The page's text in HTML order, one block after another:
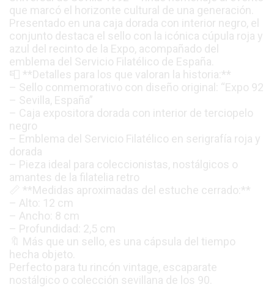
que marcó el horizonte cultural de una generación.
Presentado en una caja dorada con interior negro, el
conjunto destaca el sello con la icónica cúpula roja y
azul del recinto de la Expo, acompañado del
emblema del Servicio Filatélico de España.
📮 **Detalles para los que valoran la historia:**
– Sello conmemorativo con diseño original: “Expo 92
– Sevilla, España”
– Caja expositora dorada con interior de terciopelo
negro
– Emblema del Servicio Filatélico en serigrafía roja y
dorada
– Pieza ideal para coleccionistas, nostálgicos o
amantes de la filatelia retro
📏 **Medidas aproximadas del estuche cerrado:**
– Alto: 12 cm
– Ancho: 8 cm
– Profundidad: 2,5 cm
🔖 Más que un sello, es una cápsula del tiempo
hecha objeto.
Perfecto para tu rincón vintage, escaparate
nostálgico o colección sevillana de los 90.